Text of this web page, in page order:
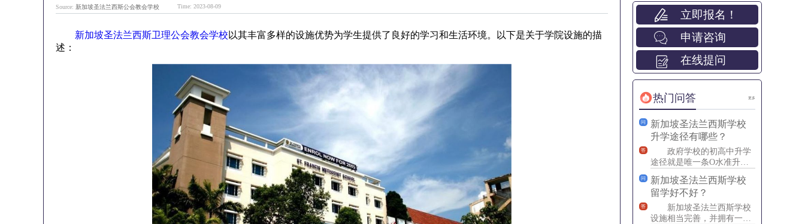
Source: 新加坡圣法兰西斯公会教会学校 Time: 2023-08-09
新加坡圣法兰西斯卫理公会教会学校 以其丰富多样的设施优势为学生提供了良好的学习和生活环境。以下是关于学院设施的描
述：
立即报名！
申请咨询
在线提问
热门问答
问
新加坡圣法兰西斯学校
升学途径有哪些？
答
政府学校的初高中升学
途径就是唯一条O水准升至A
水准的途径。在新加坡圣法
兰西斯学校，3个不同的教学
问
新加坡圣法兰西斯学校
留学好不好？
答
新加坡圣法兰西斯学校
设施相当完善，并拥有一支
更多